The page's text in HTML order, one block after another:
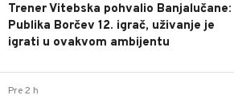
Trener Vitebska pohvalio Banjalučane:
Publika Borčev 12. igrač, uživanje je
igrati u ovakvom ambijentu
Pre 2 h